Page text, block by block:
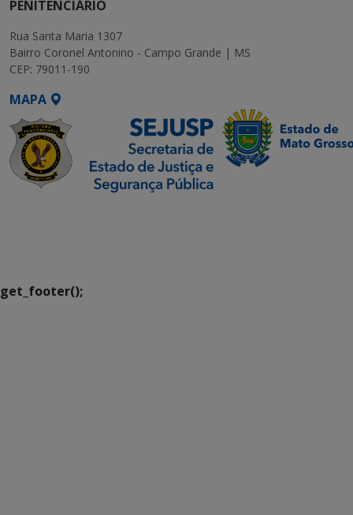
PENITENCIÁRIO
Rua Santa Maria 1307
Bairro Coronel Antonino - Campo Grande | MS
CEP: 79011-190
MAPA
get_footer();